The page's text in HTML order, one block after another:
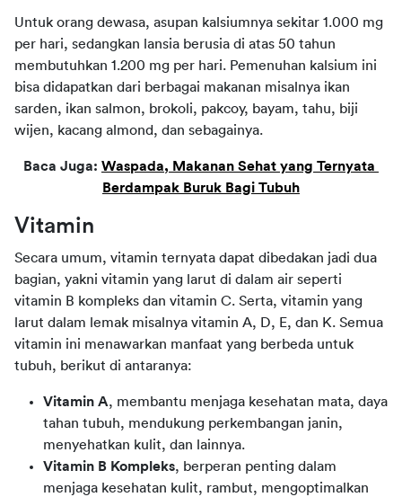
Untuk orang dewasa, asupan kalsiumnya sekitar 1.000 mg
per hari, sedangkan lansia berusia di atas 50 tahun
membutuhkan 1.200 mg per hari. Pemenuhan kalsium ini
bisa didapatkan dari berbagai makanan misalnya ikan
sarden, ikan salmon, brokoli, pakcoy, bayam, tahu, biji
wijen, kacang almond, dan sebagainya.
Baca Juga: Waspada, Makanan Sehat yang Ternyata
Berdampak Buruk Bagi Tubuh
Vitamin
Secara umum, vitamin ternyata dapat dibedakan jadi dua
bagian, yakni vitamin yang larut di dalam air seperti
vitamin B kompleks dan vitamin C. Serta, vitamin yang
larut dalam lemak misalnya vitamin A, D, E, dan K. Semua
vitamin ini menawarkan manfaat yang berbeda untuk
tubuh, berikut di antaranya:
Vitamin A, membantu menjaga kesehatan mata, daya
tahan tubuh, mendukung perkembangan janin,
menyehatkan kulit, dan lainnya.
Vitamin B Kompleks, berperan penting dalam
menjaga kesehatan kulit, rambut, mengoptimalkan